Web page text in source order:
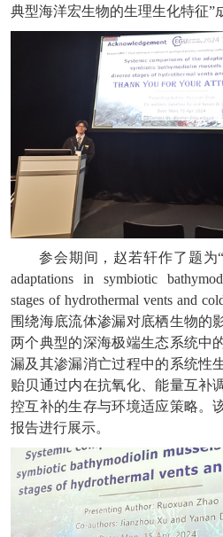
典型海洋宏生物的生理生化特征”
参会期间，赵若轩作了题为
adaptations in symbiotic
stages of hydrothermal vents and
围绕海底流体渗漏对底栖生物的
两个典型的深海极端生态系统中
漏及其渗漏消亡过程中的系统性
贻贝通过内在抗氧化、能量互补
控互补的生存与环境适应策略。
报告进行展示。